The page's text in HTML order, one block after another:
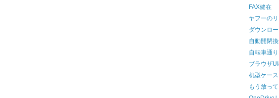
FAX健在
ヤフーの
ダウンロ
自動開閉
自転車通
ブラウザ
机型ケース
もう放っ